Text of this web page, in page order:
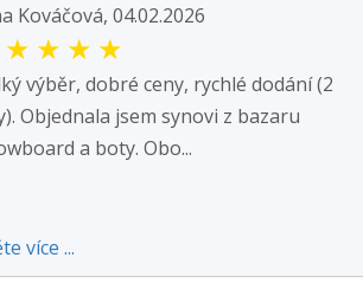
Kováčová, 04.02.2026
★ ★ ★ ★
výběr, dobré ceny, rychlé dodání (2
Objednala jsem synovi z bazaru
a boty. Obo...
více ...